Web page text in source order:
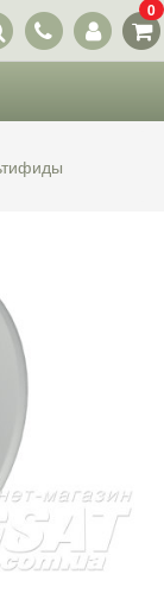
Наши
контакты
0